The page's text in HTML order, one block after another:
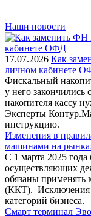
Наши новости
17.07.2026 Как
личном кабинете
Фискальный
у него закончились
накопителя кассу
Эксперты
инструкцию.
Изменения в
машинами на
С 1 марта 2025
осуществляющих
обязаны применять
(ККТ). Исключения
категорий бизнеса.
Смарт терминал